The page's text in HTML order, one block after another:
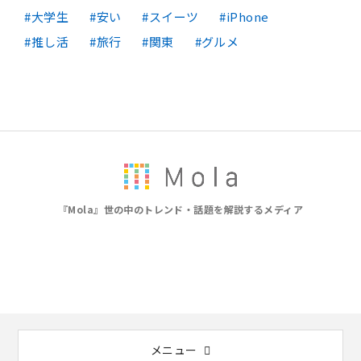
大学生
安い スイーツ
iPhone
推し活
旅行 関東 グルメ
『Mola』世の中のトレンド・話題を解説するメディア
メニュー